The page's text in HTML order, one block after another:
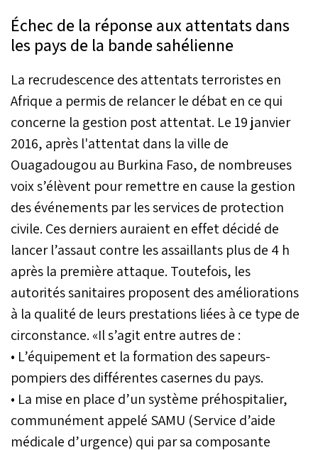
Échec de la réponse aux attentats dans
les pays de la bande sahélienne
La recrudescence des attentats terroristes en
Afrique a permis de relancer le débat en ce qui
concerne la gestion post attentat. Le 19 janvier
2016, après l'attentat dans la ville de
Ouagadougou au Burkina Faso, de nombreuses
voix s’élèvent pour remettre en cause la gestion
des événements par les services de protection
civile. Ces derniers auraient en effet décidé de
lancer l’assaut contre les assaillants plus de 4 h
après la première attaque. Toutefois, les
autorités sanitaires proposent des améliorations
à la qualité de leurs prestations liées à ce type de
circonstance. «Il s’agit entre autres de :
• L’équipement et la formation des sapeurs-
pompiers des différentes casernes du pays.
• La mise en place d’un système préhospitalier,
communément appelé SAMU (Service d’aide
médicale d’urgence) qui par sa composante